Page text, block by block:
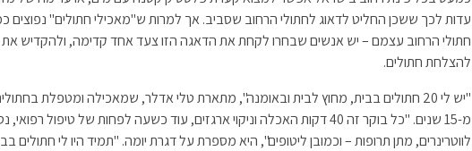
b
o
o
k
tt
er
ail
at
sA
p
עדות לכך ששכן החליט לדאוג לחתולי הרחוב שסביב. אך למרות ש"מאכילי חתולים" נפוצים
חתולי הרחוב עצמם – יש אנשים שבחרו לקחת את הדאגה הזו צעד אחד קדימה, ולהקדיש את
להצלחת חתולים.
"יש לי 20 חתולים בבית, מחוץ לבית ובאומנה", מתארת טלי אדלר, שמאכילה ומטפלת
מ-15 שנים. "כל בוקר זה 40 דקות האכלה וניקוי ארגזים, עוד כשעה לפחות של טיפול רפואי,
לווטרינרים, מתן תרופות – וכמובן ליטופים", היא מספרת על דגרת יומה. "תמיד היו לי חתולים